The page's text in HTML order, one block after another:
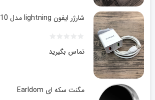
شارژر ایفون lightning مدل CH-10
تماس بگیرید
مگنت سکه ای Earldom